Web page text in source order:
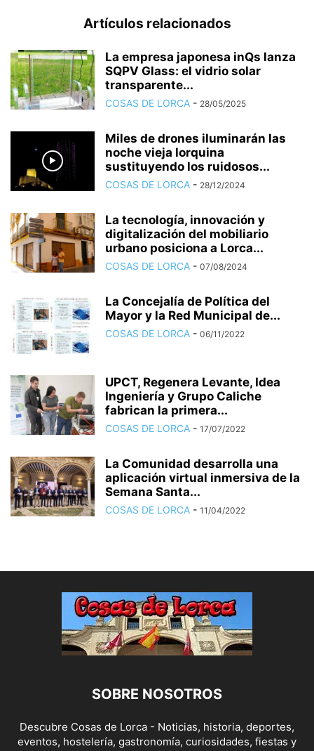
Artículos relacionados
La empresa japonesa inQs lanza
SQPV Glass: el vidrio solar
transparente...
COSAS DE LORCA - 28/05/2025
Miles de drones iluminarán las
noche vieja lorquina
sustituyendo los ruidosos...
COSAS DE LORCA - 28/12/2024
La tecnología, innovación y
digitalización del mobiliario
urbano posiciona a Lorca...
COSAS DE LORCA - 07/08/2024
La Concejalía de Política del
Mayor y la Red Municipal de...
COSAS DE LORCA - 06/11/2022
UPCT, Regenera Levante, Idea
Ingeniería y Grupo Caliche
fabrican la primera...
COSAS DE LORCA - 17/07/2022
La Comunidad desarrolla una
aplicación virtual inmersiva de la
Semana Santa...
COSAS DE LORCA - 11/04/2022
SOBRE NOSOTROS
Descubre Cosas de Lorca - Noticias, historia, deportes,
eventos, hostelería, gastronomía, curiosidades, fiestas y